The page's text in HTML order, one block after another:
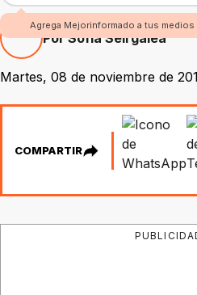
Agrega Mejorinformado a tus
Por Sofía Seirgalea
Martes, 08 de noviembre de
COMPARTIR